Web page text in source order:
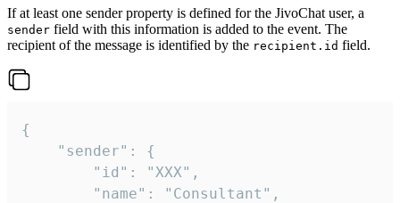
If at least one sender property is defined for the JivoChat user, a
sender field with this information is added to the event. The
recipient of the message is identified by the recipient.id field.
{